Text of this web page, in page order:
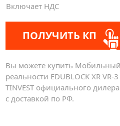
Включает НДС
ПОЛУЧИТЬ КП
Вы можете купить Мобильный
реальности EDUBLOCK XR VR-
TINVEST официального
с доставкой по РФ.